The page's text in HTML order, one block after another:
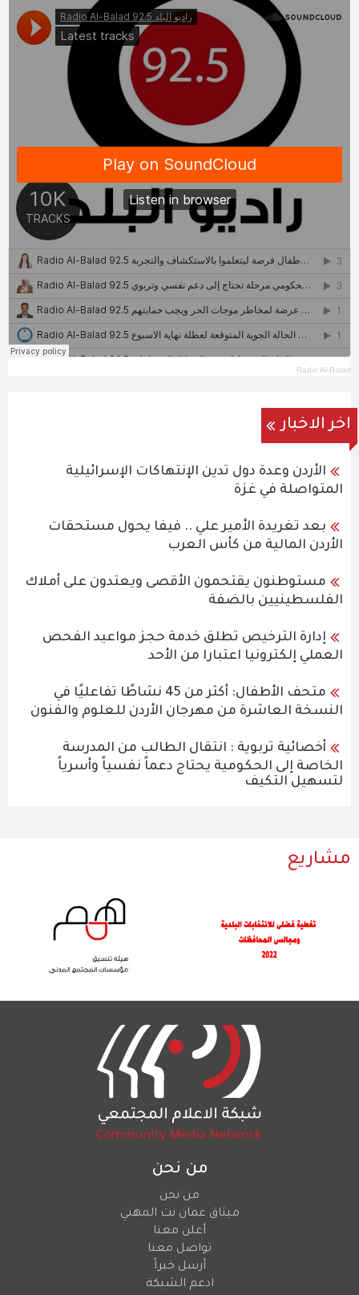
Radio Al-Balad
اخر الاخبار
الأردن وعدة دول تدين الإنتهاكات الإسرائيلية
المتواصلة في غزة
بعد تغريدة الأمير علي .. فيفا يحول مستحقات
الأردن المالية من كأس العرب
مستوطنون يقتحمون الأقصى ويعتدون على أملاك
الفلسطينيين بالضفة
إدارة الترخيص تطلق خدمة حجز مواعيد الفحص
العملي إلكترونيا اعتبارا من الأحد
متحف الأطفال: أكثر من 45 نشاطًا تفاعليًا في
النسخة العاشرة من مهرجان الأردن للعلوم والفنون
أخصائية تربوية : انتقال الطالب من المدرسة
الخاصة إلى الحكومية يحتاج دعماً نفسياً وأسرياً
لتسهيل التكيف
مشاريع
من نحن
من نحن
ميثاق عمان نت المهني
أعلن معنا
تواصل معنا
أرسل خبراً
ادعم الشبكة